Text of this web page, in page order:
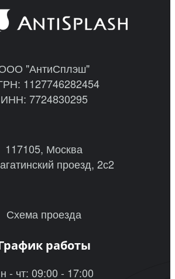
"АнтиСплэш"
1127746282454
ИНН: 7724830295
117105, Москва
проезд, 2с2
Схема проезда
работы
- чт: 09:00 - 17:00